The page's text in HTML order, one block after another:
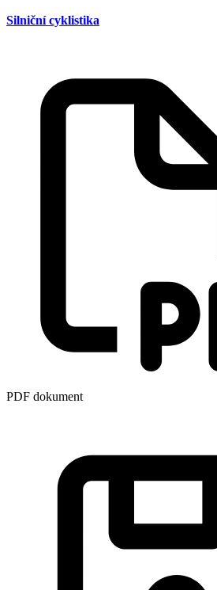
Silniční cyklistika
PDF dokument